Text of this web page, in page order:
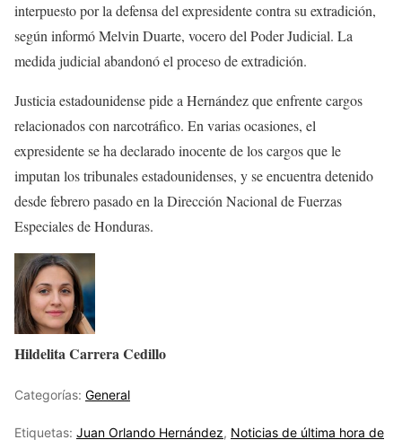
interpuesto por la defensa del expresidente contra su extradición,
según informó Melvin Duarte, vocero del Poder Judicial. La
medida judicial abandonó el proceso de extradición.
Justicia estadounidense pide a Hernández que enfrente cargos
relacionados con narcotráfico. En varias ocasiones, el
expresidente se ha declarado inocente de los cargos que le
imputan los tribunales estadounidenses, y se encuentra detenido
desde febrero pasado en la Dirección Nacional de Fuerzas
Especiales de Honduras.
Hildelita Carrera Cedillo
Categorías: General
Etiquetas: Juan Orlando Hernández, Noticias de última hora de